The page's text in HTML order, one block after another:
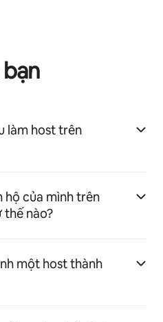
làm host trên
hộ của mình trên
thế nào?
một host thành